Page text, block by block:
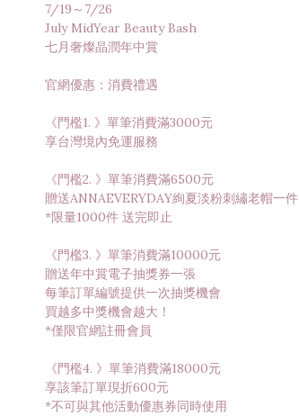
7/19～7/26
July MidYear Beauty Bash
七月奢燦晶潤年中賞
官網優惠：消費禮遇
《門檻1. 》單筆消費滿3000元
享台灣境內免運服務
《門檻2. 》單筆消費滿6500元
贈送ANNAEVERYDAY絢夏淡粉刺繡老帽一件
*限量1000件 送完即止
《門檻3. 》單筆消費滿10000元
贈送年中賞電子抽獎券一張
每筆訂單編號提供一次抽獎機會
買越多中獎機會越大！
*僅限官網註冊會員
《門檻4. 》單筆消費滿18000元
享該筆訂單現折600元
*不可與其他活動優惠券同時使用